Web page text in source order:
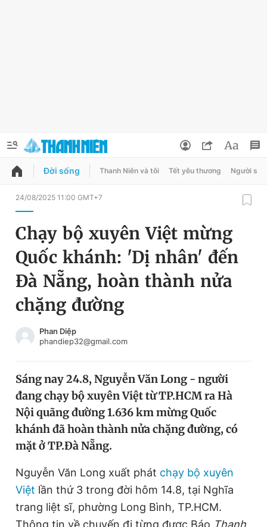
QUẢNG CÁO ĐẶT BÁO
Chuyên mục
Chuyên mục khác
Chào ngày mới
Tin thị trường
Video Magazine
Sản phẩm khác
Tiện ích
Thông tin tòa soạn Liên hệ quảng cáo
Đổi mật khẩu
Tin đã lưu
Tin đã xem
Đời sống Thanh Niên và tôi Tết yêu thương Người
24/08/2025 11:00 GMT+7
Chạy bộ xuyên Việt mừng
Quốc khánh: 'Dị nhân' đến
Đà Nẵng, hoàn thành nửa
chặng đường
Phan Diệp
phandiep32@gmail.com
Sáng nay 24.8, Nguyễn Văn Long - người
đang chạy bộ xuyên Việt từ TP.HCM ra Hà
Nội quãng đường 1.636 km mừng Quốc
khánh đã hoàn thành nửa chặng đường, có
mặt ở TP.Đà Nẵng.
Nguyễn Văn Long xuất phát chạy bộ xuyên
Việt lần thứ 3 trong đời hôm 14.8, tại Nghĩa
trang liệt sĩ, phường Long Bình, TP.HCM.
Thông tin về chuyến đi từng được Báo Thanh